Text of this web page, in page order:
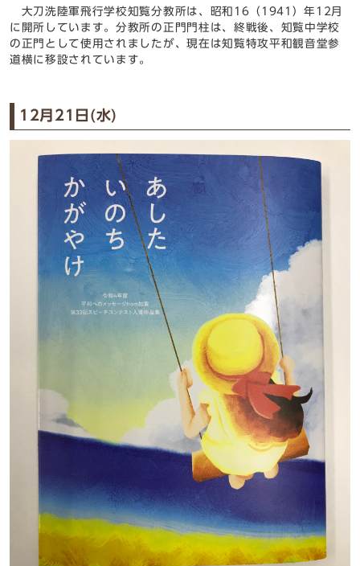
大刀洗陸軍飛行学校知覧分教所は、昭和16（1941）年12月
に開所しています。分教所の正門門柱は、終戦後、知覧中学校
の正門として使用されましたが、現在は知覧特攻平和観音堂参
道横に移設されています。
12月21日(水)